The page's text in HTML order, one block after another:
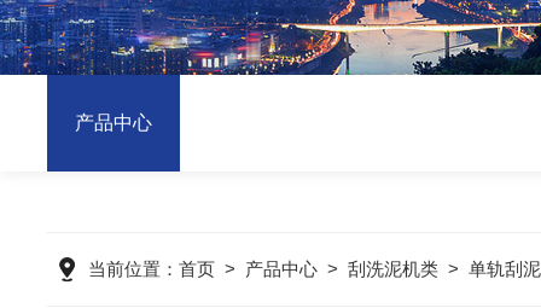
产品中心
当前位置： 首页 > 产品中心 > 刮洗泥机类 > 单轨刮